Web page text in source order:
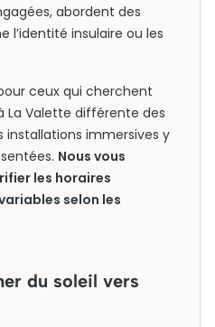
abordent des
insulaire ou les
ceux qui cherchent
La Valette différente des
installations immersives y
Nous vous
les horaires
selon les
du soleil vers